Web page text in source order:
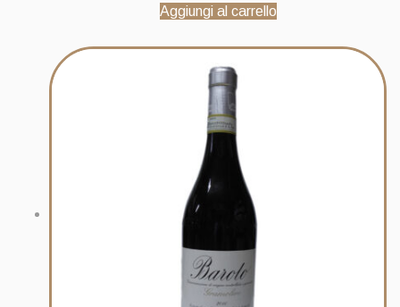
Aggiungi al carrello